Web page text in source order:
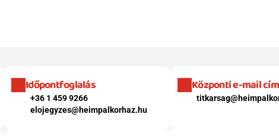
Időpontfoglalás
+36 1 459 9266
elojegyzes@heimpalkorhaz.hu
Központi e-mail cím